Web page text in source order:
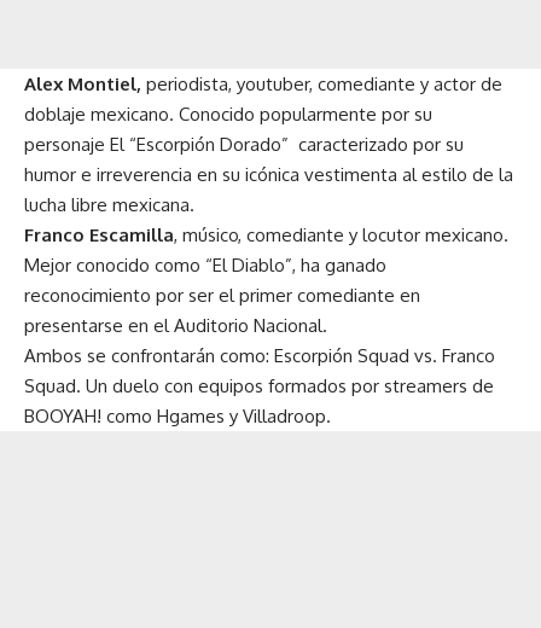
Alex Montiel, periodista, youtuber, comediante y actor de
doblaje mexicano. Conocido popularmente por su
personaje El “Escorpión Dorado” caracterizado por su
humor e irreverencia en su icónica vestimenta al estilo de la
lucha libre mexicana.
Franco Escamilla, músico, comediante y locutor mexicano.
Mejor conocido como “El Diablo”, ha ganado
reconocimiento por ser el primer comediante en
presentarse en el Auditorio Nacional.
Ambos se confrontarán como: Escorpión Squad vs. Franco
Squad. Un duelo con equipos formados por streamers de
BOOYAH! como Hgames y Villadroop.